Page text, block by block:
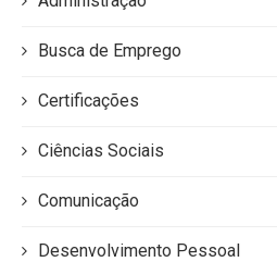
Busca de Emprego
Certificações
Ciências Sociais
Comunicação
Desenvolvimento Pessoal